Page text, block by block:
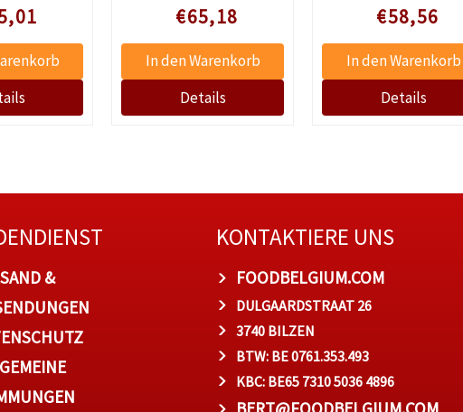
prijs Speciale prijs
€65,18 Speciale prijs
€58,56
&
KONTAKTIERE UNS
FOODBELGIUM.COM
DULGAARDSTRAAT 26
3740 BILZEN
BTW: BE 0761.353.493
KBC: BE65 7310 5036 4896